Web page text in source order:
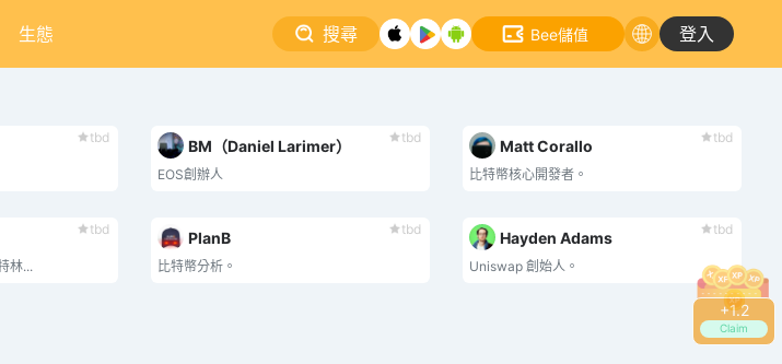
+1.4
Claim
生態 搜尋 Bee儲值 登入
tbd tbd
BM（Daniel Larimer）
EOS創辦人
tbd
Matt Corallo
比特幣核心開發者。
tbd
林...
tbd
PlanB
比特幣分析。
tbd
Hayden Adams
Uniswap 創始人。